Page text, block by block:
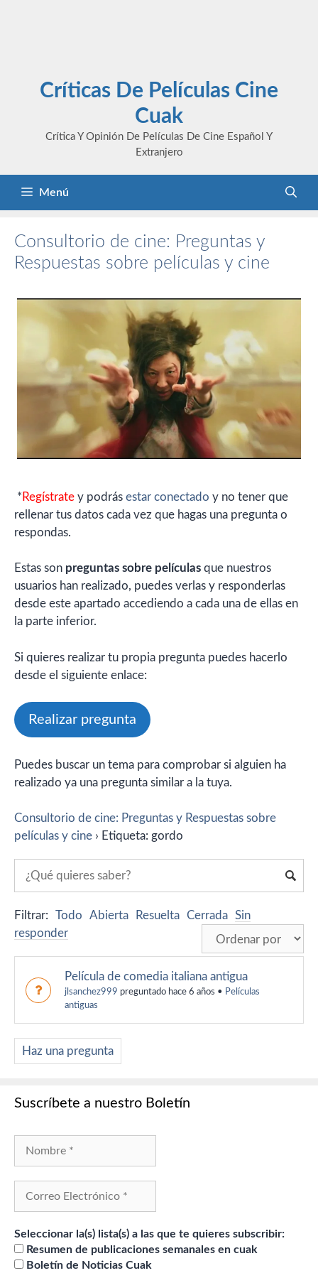
Críticas De Películas Cine
Cuak
Crítica Y Opinión De Películas De Cine Español Y
Extranjero
Menú
Consultorio de cine: Preguntas y
Respuestas sobre películas y cine
* Regístrate y podrás estar conectado y no tener que
rellenar tus datos cada vez que hagas una pregunta o
respondas.
Estas son preguntas sobre películas que nuestros
usuarios han realizado, puedes verlas y responderlas
desde este apartado accediendo a cada una de ellas en
la parte inferior.
Si quieres realizar tu propia pregunta puedes hacerlo
desde el siguiente enlace:
Realizar pregunta
Puedes buscar un tema para comprobar si alguien ha
realizado ya una pregunta similar a la tuya.
Consultorio de cine: Preguntas y Respuestas sobre
películas y cine › Etiqueta: gordo
Filtrar: Todo Abierta Resuelta Cerrada Sin
responder
Película de comedia italiana antigua
jlsanchez999 preguntado hace 6 años • Películas
antiguas
Haz una pregunta
Suscríbete a nuestro Boletín
Seleccionar la(s) lista(s) a las que te quieres subscribir:
Resumen de publicaciones semanales en cuak
Boletín de Noticias Cuak